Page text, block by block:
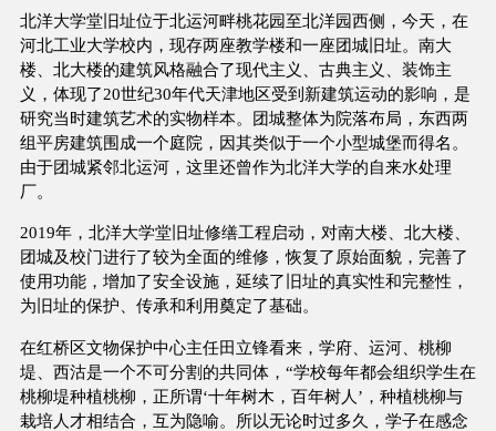
北洋大学堂旧址位于北运河畔桃花园至北洋园西侧，今天，在
河北工业大学校内，现存两座教学楼和一座团城旧址。南大
楼、北大楼的建筑风格融合了现代主义、古典主义、装饰主
义，体现了20世纪30年代天津地区受到新建筑运动的影响，是
研究当时建筑艺术的实物样本。团城整体为院落布局，东西两
组平房建筑围成一个庭院，因其类似于一个小型城堡而得名。
由于团城紧邻北运河，这里还曾作为北洋大学的自来水处理
厂。
2019年，北洋大学堂旧址修缮工程启动，对南大楼、北大楼、
团城及校门进行了较为全面的维修，恢复了原始面貌，完善了
使用功能，增加了安全设施，延续了旧址的真实性和完整性，
为旧址的保护、传承和利用奠定了基础。
在红桥区文物保护中心主任田立锋看来，学府、运河、桃柳
堤、西沽是一个不可分割的共同体，“学校每年都会组织学生在
桃柳堤种植桃柳，正所谓‘十年树木，百年树人’，种植桃柳与
栽培人才相结合，互为隐喻。所以无论时过多久，学子在感念